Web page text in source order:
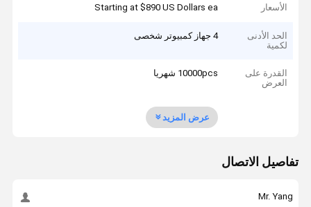
الأسعار Starting at $890 US Dollars ea
الحد الأدنى
لكمية
4 جهاز كمبيوتر شخصى
القدرة على
العرض
10000pcs شهريا
عرض المزيد
تفاصيل الاتصال
Mr. Yang